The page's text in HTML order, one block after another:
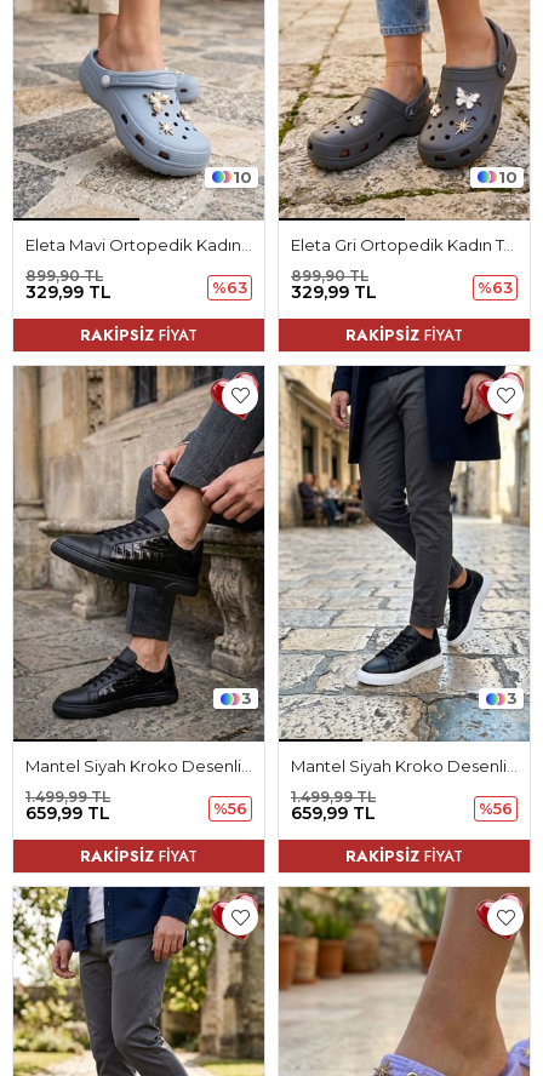
10
329,99 TL
899,90 TL
%63
RAKİPSİZ FİYAT
10
Eleta Gri Ortopedik Kadın Terlik
329,99 TL
899,90 TL
%63
RAKİPSİZ FİYAT
3
659,99 TL
1.499,99 TL
%56
RAKİPSİZ FİYAT
3
659,99 TL
1.499,99 TL
%56
RAKİPSİZ FİYAT